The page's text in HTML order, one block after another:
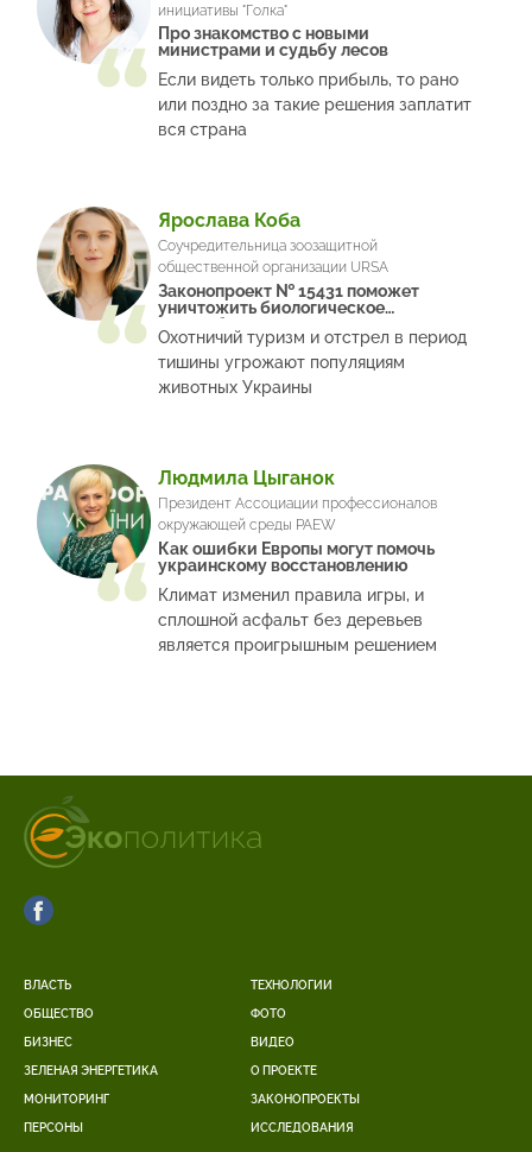
инициативы "Голка"
Про знакомство с новыми
министрами и судьбу лесов
Если видеть только прибыль, то рано
или поздно за такие решения заплатит
вся страна
Ярослава Коба
Соучредительница зоозащитной
общественной организации URSA
Законопроект № 15431 поможет
уничтожить биологическое
разнообразие
Охотничий туризм и отстрел в период
тишины угрожают популяциям
животных Украины
Людмила Цыганок
Президент Ассоциации профессионалов
окружающей среды PAEW
Как ошибки Европы могут помочь
украинскому восстановлению
Климат изменил правила игры, и
сплошной асфальт без деревьев
является проигрышным решением
ВЛАСТЬ
ОБЩЕСТВО
БИЗНЕС
ЗЕЛЕНАЯ ЭНЕРГЕТИКА
МОНИТОРИНГ
ПЕРСОНЫ
ТЕХНОЛОГИИ
ФОТО
ВИДЕО
О ПРОЕКТЕ
ЗАКОНОПРОЕКТЫ
ИССЛЕДОВАНИЯ